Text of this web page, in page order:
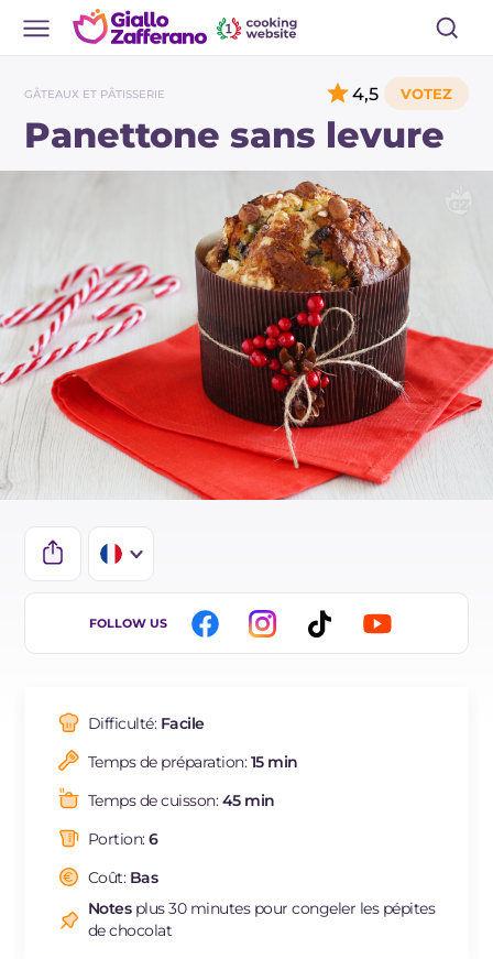
GÂTEAUX ET PÂTISSERIE
Panettone sans levure
4,5
IT
ES
BR
NL
FOLLOW US
Difficulté: Facile
Temps de préparation:15 min
Temps de cuisson:45 min
Portion:6
Coût: Bas
Notesplus 30 minutes pour congeler les pépites
de chocolat